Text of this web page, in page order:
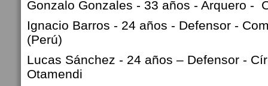
Gonzalo Gonzales - 33 años - Arquero -
Ignacio Barros - 24 años - Defensor -
(Perú)
Lucas Sánchez - 24 años – Defensor -
Otamendi